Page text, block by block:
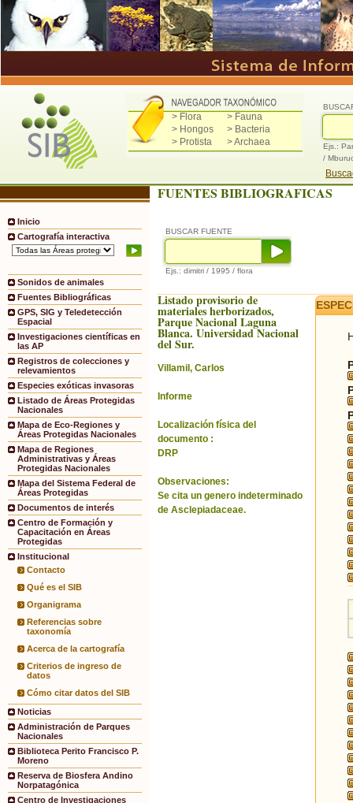
> Flora
> Fauna
> Hongos
> Bacteria
> Protista
> Archaea
Ejs.:
/
Inicio
Cartografía interactiva
Sonidos de animales
Fuentes Bibliográficas
GPS, SIG y Teledetección
Espacial
Investigaciones científicas en
las AP
Registros de colecciones y
relevamientos
Especies exóticas invasoras
Listado de Áreas Protegidas
Nacionales
Mapa de Eco-Regiones y
Áreas Protegidas Nacionales
Mapa de Regiones
Administrativas y Áreas
Protegidas Nacionales
Mapa del Sistema Federal de
Áreas Protegidas
Documentos de interés
Centro de Formación y
Capacitación en Áreas
Protegidas
Institucional
Contacto
Qué es el SIB
Organigrama
Referencias sobre
taxonomía
Acerca de la cartografía
Criterios de ingreso de
datos
Cómo citar datos del SIB
Noticias
Administración de Parques
Nacionales
Biblioteca Perito Francisco P.
Moreno
Reserva de Biosfera Andino
Norpatagónica
Centro de Investigaciones
FUENTES BIBLIOGRAFICAS
BUSCAR FUENTE
Ejs.: dimitri / 1995 / flora
Listado provisorio de
materiales herborizados,
Parque Nacional Laguna
Blanca. Universidad Nacional
del Sur.
Villamil, Carlos
Informe
Localización física del
documento :
DRP
Observaciones:
Se cita un genero indeterminado
de Asclepiadaceae.